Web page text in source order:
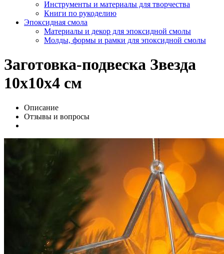
Инструменты и материалы для творчества
Книги по рукоделию
Эпоксидная смола
Материалы и декор для эпоксидной смолы
Молды, формы и рамки для эпоксидной смолы
Заготовка-подвеска Звезда
10х10х4 см
Описание
Отзывы и вопросы